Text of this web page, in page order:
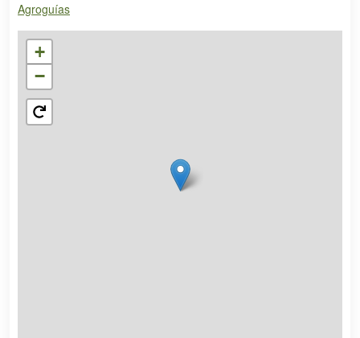
Agroguías
+
−